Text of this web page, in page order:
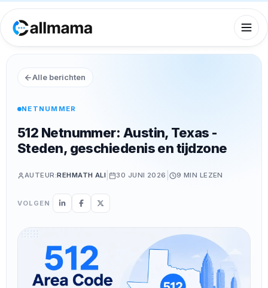
Alle berichten
NETNUMMER
512 Netnummer: Austin, Texas -
Steden, geschiedenis en tijdzone
AUTEUR:REHMATH ALI 30 JUNI 2026 9 MIN LEZEN
VOLGEN